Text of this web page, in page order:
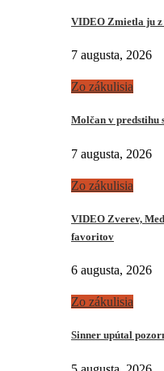
VIDEO Zmietla ju
7 augusta, 2026
Zo zákulisia
Molčan v
7 augusta, 2026
Zo zákulisia
VIDEO Zverev,
favoritov
6 augusta, 2026
Zo zákulisia
Sinner upútal